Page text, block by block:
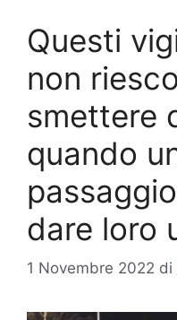
Questi
non
smettere
quando
dare loro
1 Novembre 2022 di